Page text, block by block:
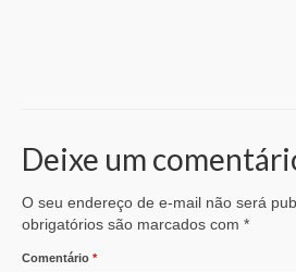
Deixe um
O seu endereço de e-mail não será
obrigatórios são marcados com *
Comentário *